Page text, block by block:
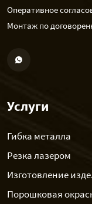
Оперативное
Монтаж по
Услуги
Гибка металла
Резка лазером
Изготовление
Порошковая